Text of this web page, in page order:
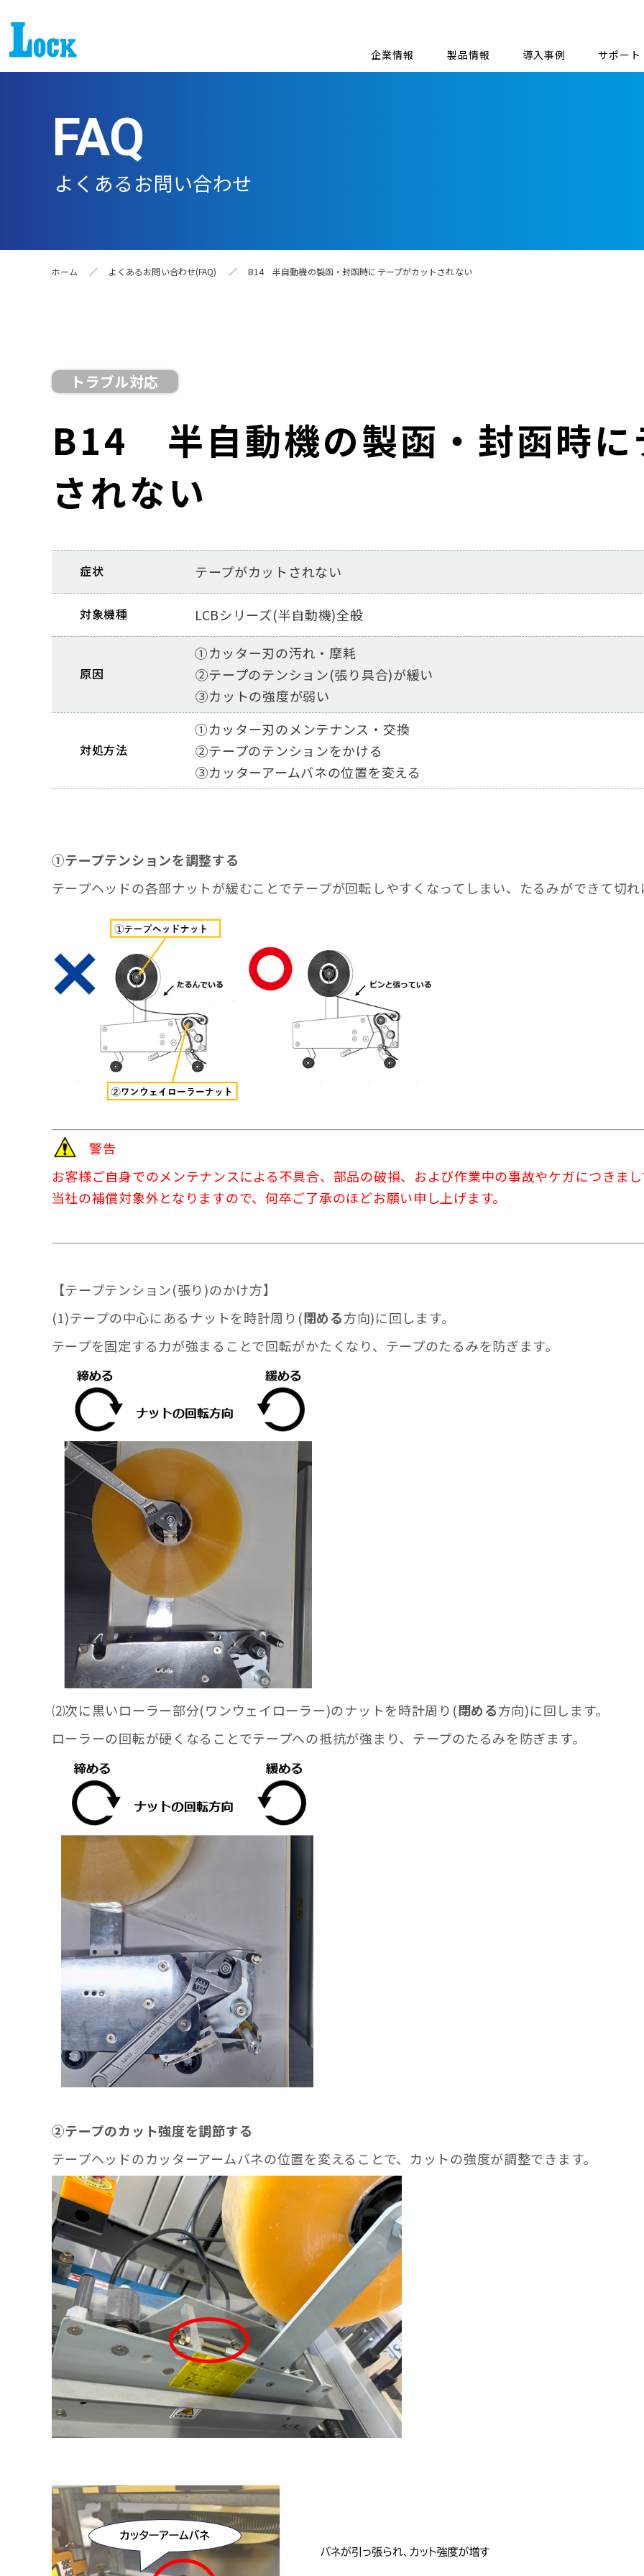
企業情報 製品情報 導入事例 サポート
FAQ
よくあるお問い合わせ
ホーム ／ よくあるお問い合わせ(FAQ) ／ B14 半自動機の製函・封函時にテープがカットされない
トラブル対応
B14 半自動機の製函・封函時に
されない
症状 テープがカットされない
対象機種 LCBシリーズ(半自動機)全般
原因
①カッター刃の汚れ・摩耗
②テープのテンション(張り具合)が緩い
③カットの強度が弱い
対処方法
①カッター刃のメンテナンス・交換
②テープのテンションをかける
③カッターアームバネの位置を変える
①テープテンションを調整する
テープヘッドの各部ナットが緩むことでテープが回転しやすくなってしまい、たるみができて切
警告
お客様ご自身でのメンテナンスによる不具合、部品の破損、および作業中の事故やケガにつきま
当社の補償対象外となりますので、何卒ご了承のほどお願い申し上げます。
【テープテンション(張り)のかけ方】
(1)テープの中心にあるナットを時計周り(閉める方向)に回します。
テープを固定する力が強まることで回転がかたくなり、テープのたるみを防ぎます。
⑵次に黒いローラー部分(ワンウェイローラー)のナットを時計周り(閉める方向)に回します。
ローラーの回転が硬くなることでテープへの抵抗が強まり、テープのたるみを防ぎます。
②テープのカット強度を調節する
テープヘッドのカッターアームバネの位置を変えることで、カットの強度が調整できます。